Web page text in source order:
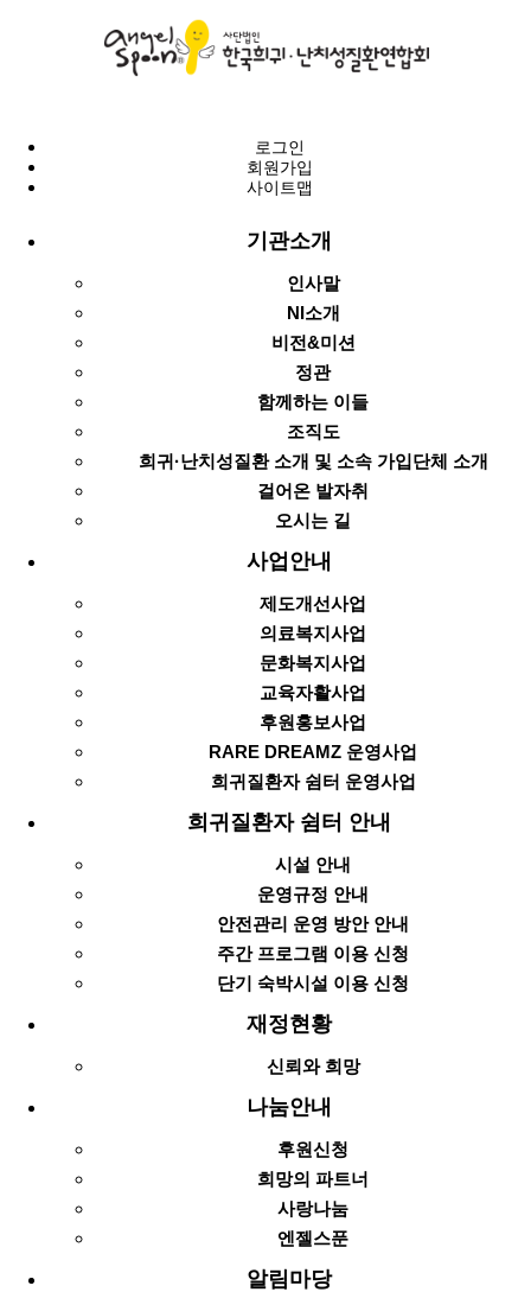
로그인
회원가입
사이트맵
기관소개
인사말
NI소개
비전&미션
정관
함께하는 이들
조직도
희귀·난치성질환 소개 및 소속 가입단체 소개
걸어온 발자취
오시는 길
사업안내
제도개선사업
의료복지사업
문화복지사업
교육자활사업
후원홍보사업
RARE DREAMZ 운영사업
희귀질환자 쉼터 운영사업
희귀질환자 쉼터 안내
시설 안내
운영규정 안내
안전관리 운영 방안 안내
주간 프로그램 이용 신청
단기 숙박시설 이용 신청
재정현황
신뢰와 희망
나눔안내
후원신청
희망의 파트너
사랑나눔
엔젤스푼
알림마당